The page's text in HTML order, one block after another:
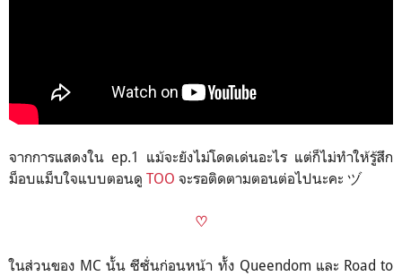
จากการแสดงใน ep.1 แม้จะยังไม่โดดเด่นอะไร แต่ก็ไม่ทำให้รู้สึก
ม็อบแม็บใจแบบตอนดู TOO จะรอติดตามตอนต่อไปนะคะ ヅ
♡
ในส่วนของ MC นั้น ซีซั่นก่อนหน้า ทั้ง Queendom และ Road to